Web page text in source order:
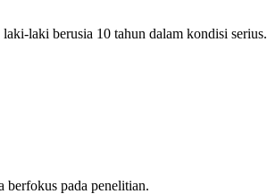
laki berusia 10 tahun dalam kondisi serius.
berfokus pada penelitian.